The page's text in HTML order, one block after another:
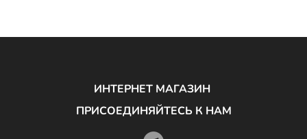
ИНТЕРНЕТ МАГАЗИН
ПРИСОЕДИНЯЙТЕСЬ К НАМ